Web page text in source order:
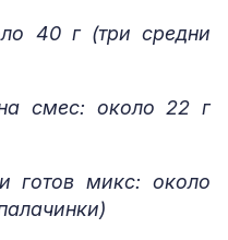
40 г (три средни
смес: около 22 г
готов микс: около